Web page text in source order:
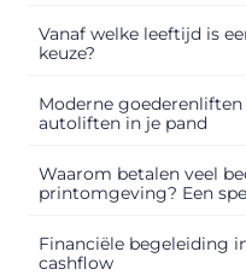
Vanaf welke leeftijd is
keuze?
Moderne
autoliften in je pand
Waarom betalen veel
printomgeving? Een
Financiële begeleiding
cashflow